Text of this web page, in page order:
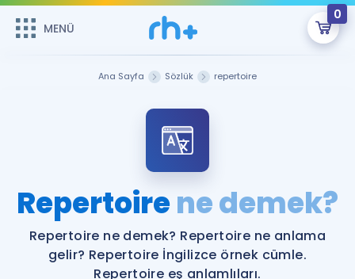
MENÜ
0
ÜYE DEĞİLİM
Sepetin Şu An Boş.
Remzi Hoca ile seni sınava hazırlayacak onlarca eğitim seni
bekliyor!
MENÜ
Katılımcı Görüşleri
Faydalı Araçlar
Ana Sayfa Sözlük repertoire
Repertoirene demek?
Repertoire ne demek? Repertoire ne anlama
gelir? Repertoire İngilizce örnek cümle.
Repertoire eş anlamlıları.